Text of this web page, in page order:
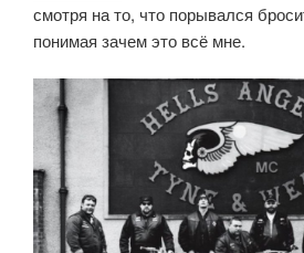
смотря на то, что порывался
понимая зачем это всё мне.